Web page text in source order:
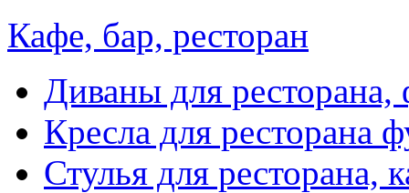
Кафе, бар, ресторан
Диваны для ресторана,
Кресла для ресторана
Стулья для ресторана,